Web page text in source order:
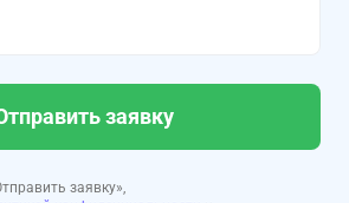
заявку
заявку»,